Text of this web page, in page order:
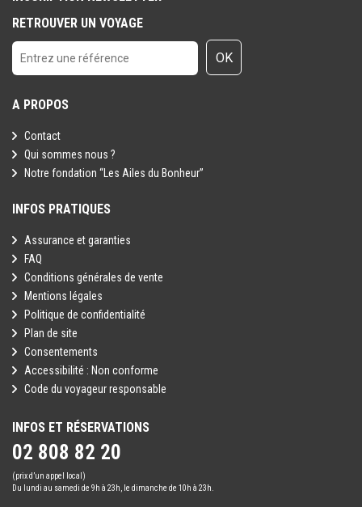
RETROUVER UN VOYAGE
OK
A PROPOS
Contact
Qui sommes nous ?
Notre fondation “Les Ailes du Bonheur”
INFOS PRATIQUES
Assurance et garanties
FAQ
Conditions générales de vente
Mentions légales
Politique de confidentialité
Plan de site
Consentements
Accessibilité : Non conforme
Code du voyageur responsable
INFOS ET RÉSERVATIONS
02 808 82 20
(prix d’un appel local)
Du lundi au samedi de 9h à 23h, le dimanche de 10h à 23h.